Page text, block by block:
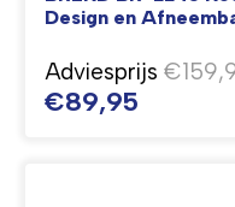
Design en
Adviesprijs
€89,95